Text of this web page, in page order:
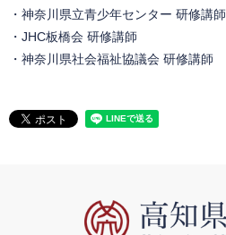
・神奈川県立青少年センター 研修講師
・JHC板橋会 研修講師
・神奈川県社会福祉協議会 研修講師